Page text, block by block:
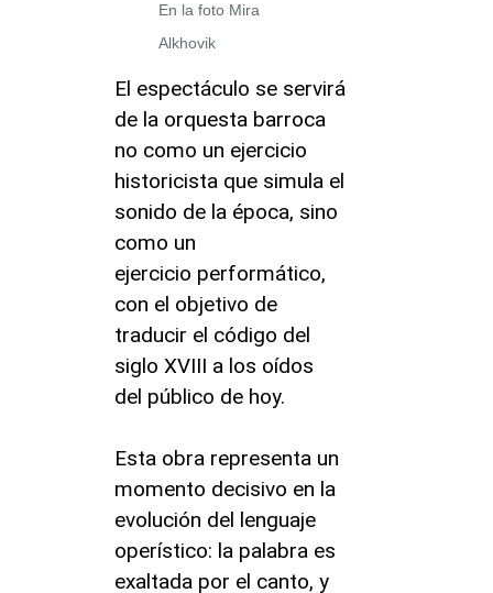
En la foto Mira
Alkhovik
El espectáculo se servirá
de la orquesta barroca
no como un ejercicio
historicista que simula el
sonido de la época, sino
como un
ejercicio performático,
con el objetivo de
traducir el código del
siglo XVIII a los oídos
del público de hoy.
Esta obra representa un
momento decisivo en la
evolución del lenguaje
operístico: la palabra es
exaltada por el canto, y